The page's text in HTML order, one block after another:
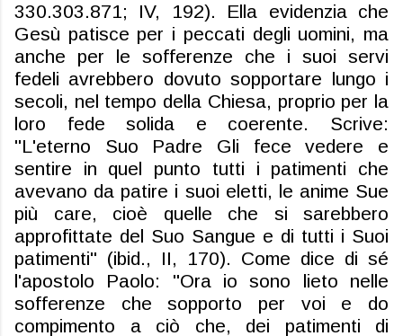
330.303.871; IV, 192). Ella evidenzia che
Gesù patisce per i peccati degli uomini, ma
anche per le sofferenze che i suoi servi
fedeli avrebbero dovuto sopportare lungo i
secoli, nel tempo della Chiesa, proprio per la
loro fede solida e coerente. Scrive:
"L'eterno Suo Padre Gli fece vedere e
sentire in quel punto tutti i patimenti che
avevano da patire i suoi eletti, le anime Sue
più care, cioè quelle che si sarebbero
approfittate del Suo Sangue e di tutti i Suoi
patimenti" (ibid., II, 170). Come dice di sé
l'apostolo Paolo: "Ora io sono lieto nelle
sofferenze che sopporto per voi e do
compimento a ciò che, dei patimenti di